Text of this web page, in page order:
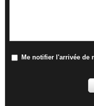
Me notifier l'arrivée de